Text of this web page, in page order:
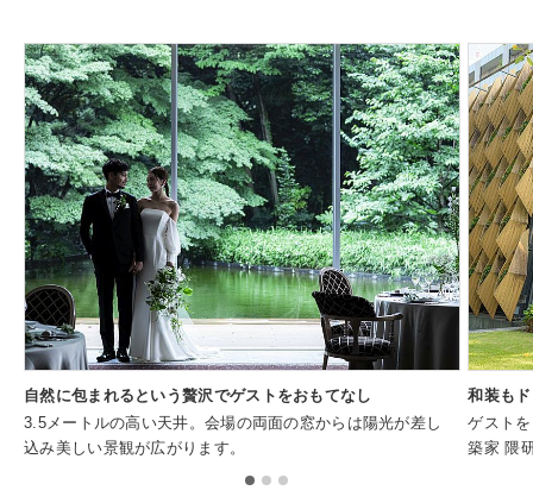
自然に包まれるという贅沢でゲストをおもてなし
3.5メートルの高い天井。会場の両面の窓からは陽光が差し
込み美しい景観が広がります。
和装も
ゲスト
築家 隈